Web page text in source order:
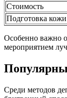
Стоимость
Подготовка кожи
Особенно важно
мероприятием
Среди методов